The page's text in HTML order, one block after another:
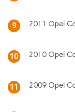
9 2011 Opel
10 2010 Opel
11 2009 Opel